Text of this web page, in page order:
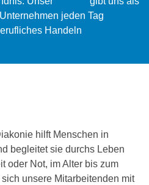
jeden Tag
Handeln
hilft Menschen in
begleitet sie durchs Leben
oder Not, im Alter bis zum
unsere Mitarbeitenden mit